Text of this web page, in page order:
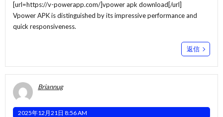
[url=https://v-powerapp.com/]vpower apk download[/url]
Vpower APK is distinguished by its impressive performance and
quick responsiveness.
返信
Briannug
2025年12月21日 8:56 AM